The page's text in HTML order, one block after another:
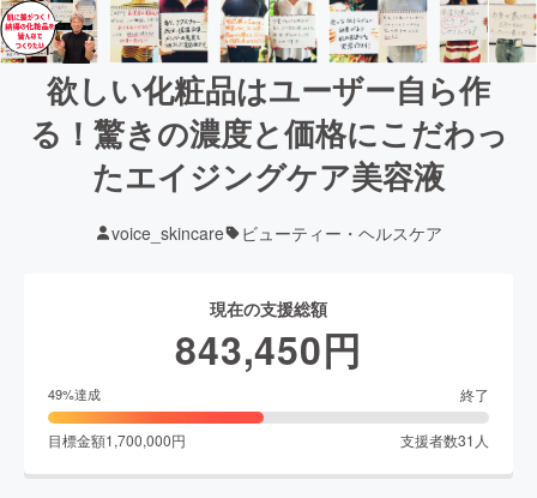
欲しい化粧品はユーザー自ら作
る！驚きの濃度と価格にこだわっ
たエイジングケア美容液
voice_skincare ビューティー・ヘルスケア
現在の支援総額
843,450円
49%達成 終了
目標金額1,700,000円 支援者数31 人